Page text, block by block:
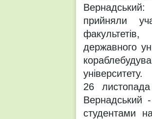
прийняли
державного
університету.
26
Вернадський -
студентами